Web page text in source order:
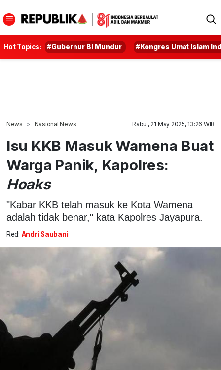
Hot Topics: #Gubernur BI Mundur #Kongres Umat Islam
News Nasional News Rabu , 21 May 2025, 13:26 WIB
Isu KKB Masuk Wamena Buat
Warga Panik, Kapolres:
Hoaks
"Kabar KKB telah masuk ke Kota Wamena
adalah tidak benar," kata Kapolres Jayapura.
Red: Andri Saubani